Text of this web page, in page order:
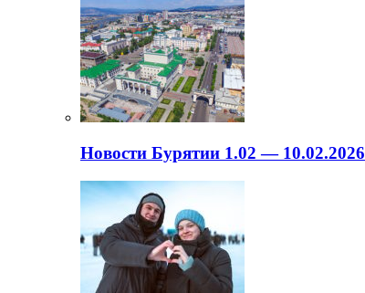
Новости Бурятии 1.02 — 10.02.2026